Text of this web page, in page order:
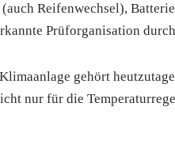
Reifenwechsel),
Prüforganisation
gehört
nur für die